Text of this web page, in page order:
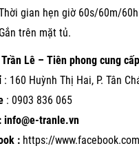
gian hẹn giờ 60s/60m/
Gắn trên mặt tủ.
Lê – Tiên phong cung
: 160 Huỳnh Thị Hai, P. Tân
: 0903 836 065
info@e-tranle.vn
: https://